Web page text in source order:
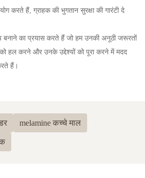
करते हैं, ग्राहक की भुगतान सुरक्षा की गारंटी दे
बनाने का प्रयास करते हैं जो हम उनकी अनूठी जरूरतों
हल करने और उनके उद्देश्यों को पूरा करने में मदद
हैं।
melamine कच्चे माल